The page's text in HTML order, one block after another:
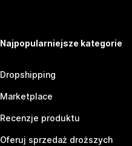
Najpopularniejsze kategorie
Dropshipping
Marketplace
Recenzje produktu
Oferuj sprzedaż droższych